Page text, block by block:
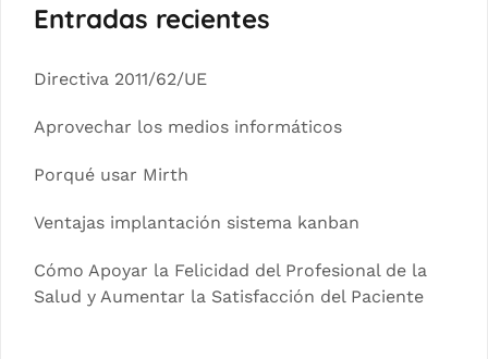
Entradas recientes
Directiva 2011/62/UE
Aprovechar los medios informáticos
Porqué usar Mirth
Ventajas implantación sistema kanban
Cómo Apoyar la Felicidad del Profesional de la
Salud y Aumentar la Satisfacción del Paciente